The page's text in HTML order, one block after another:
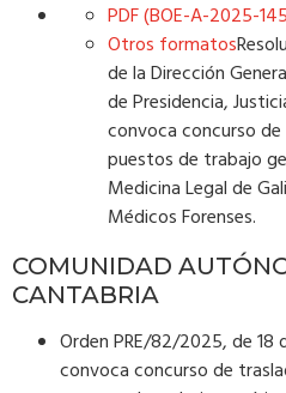
PDF (BOE-A-2025-
Otros formatos
de la Dirección
de Presidencia,
convoca concurso
puestos de trabajo
Medicina Legal de
Médicos Forenses.
COMUNIDAD
CANTABRIA
Orden PRE/82/2025, de 18
convoca concurso de